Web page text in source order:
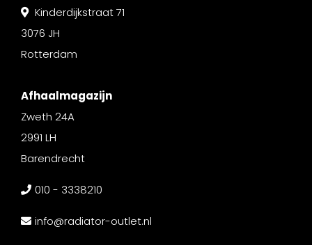
Kinderdijkstraat 71
3076 JH
Rotterdam
Afhaalmagazijn
Zweth 24A
2991 LH
Barendrecht
010 - 3338210
info@radiator-outlet.nl